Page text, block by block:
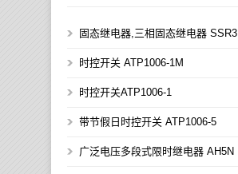
固态继电器,三相固态继电器 SSR3
时控开关 ATP1006-1M
时控开关ATP1006-1
带节假日时控开关 ATP1006-5
广泛电压多段式限时继电器 AH5N